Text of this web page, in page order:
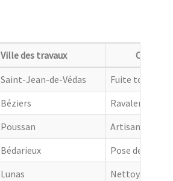
Ville des travaux
Saint-Jean-de-Védas
Fuite toiture
Béziers
Ravalement
Poussan
Artisan
Bédarieux
Pose de
Lunas
Nettoyage de